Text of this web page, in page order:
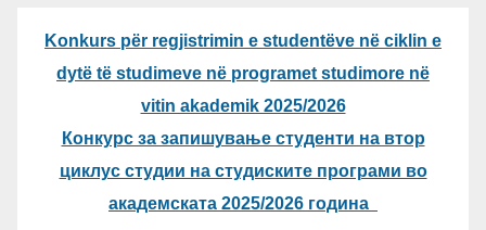
Konkurs për regjistrimin e studentëve në ciklin e
dytë të studimeve në programet studimore në
vitin akademik 2025/2026
Конкурс за запишување студенти на втор
циклус студии на студиските програми во
академската 2025/2026 година